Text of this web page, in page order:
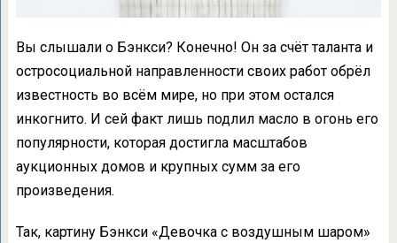
Вы слышали о Бэнкси? Конечно! Он за счёт таланта и
остросоциальной направленности своих работ обрёл
известность во всём мире, но при этом остался
инкогнито. И сей факт лишь подлил масло в огонь его
популярности, которая достигла масштабов
аукционных домов и крупных сумм за его
произведения.
Так, картину Бэнкси «Девочка с воздушным шаром»